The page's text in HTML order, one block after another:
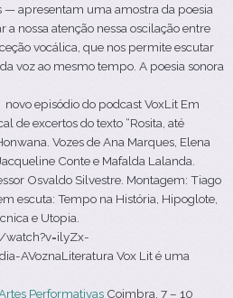
— apresentam uma amostra da poesia
a nossa atenção nessa oscilação entre
vocálica, que nos permite escutar
voz ao mesmo tempo. A poesia sonora
novo episódio do podcast VoxLit Em
de excertos do texto “Rosita, até
Vozes de Ana Marques, Elena
Conte e Mafalda Lalanda.
Osvaldo Silvestre. Montagem: Tiago
escuta: Tempo na História, Hipoglote,
e Utopia.
AVoznaLiteratura Vox Lit é uma
Performativas Coimbra, 7 – 10